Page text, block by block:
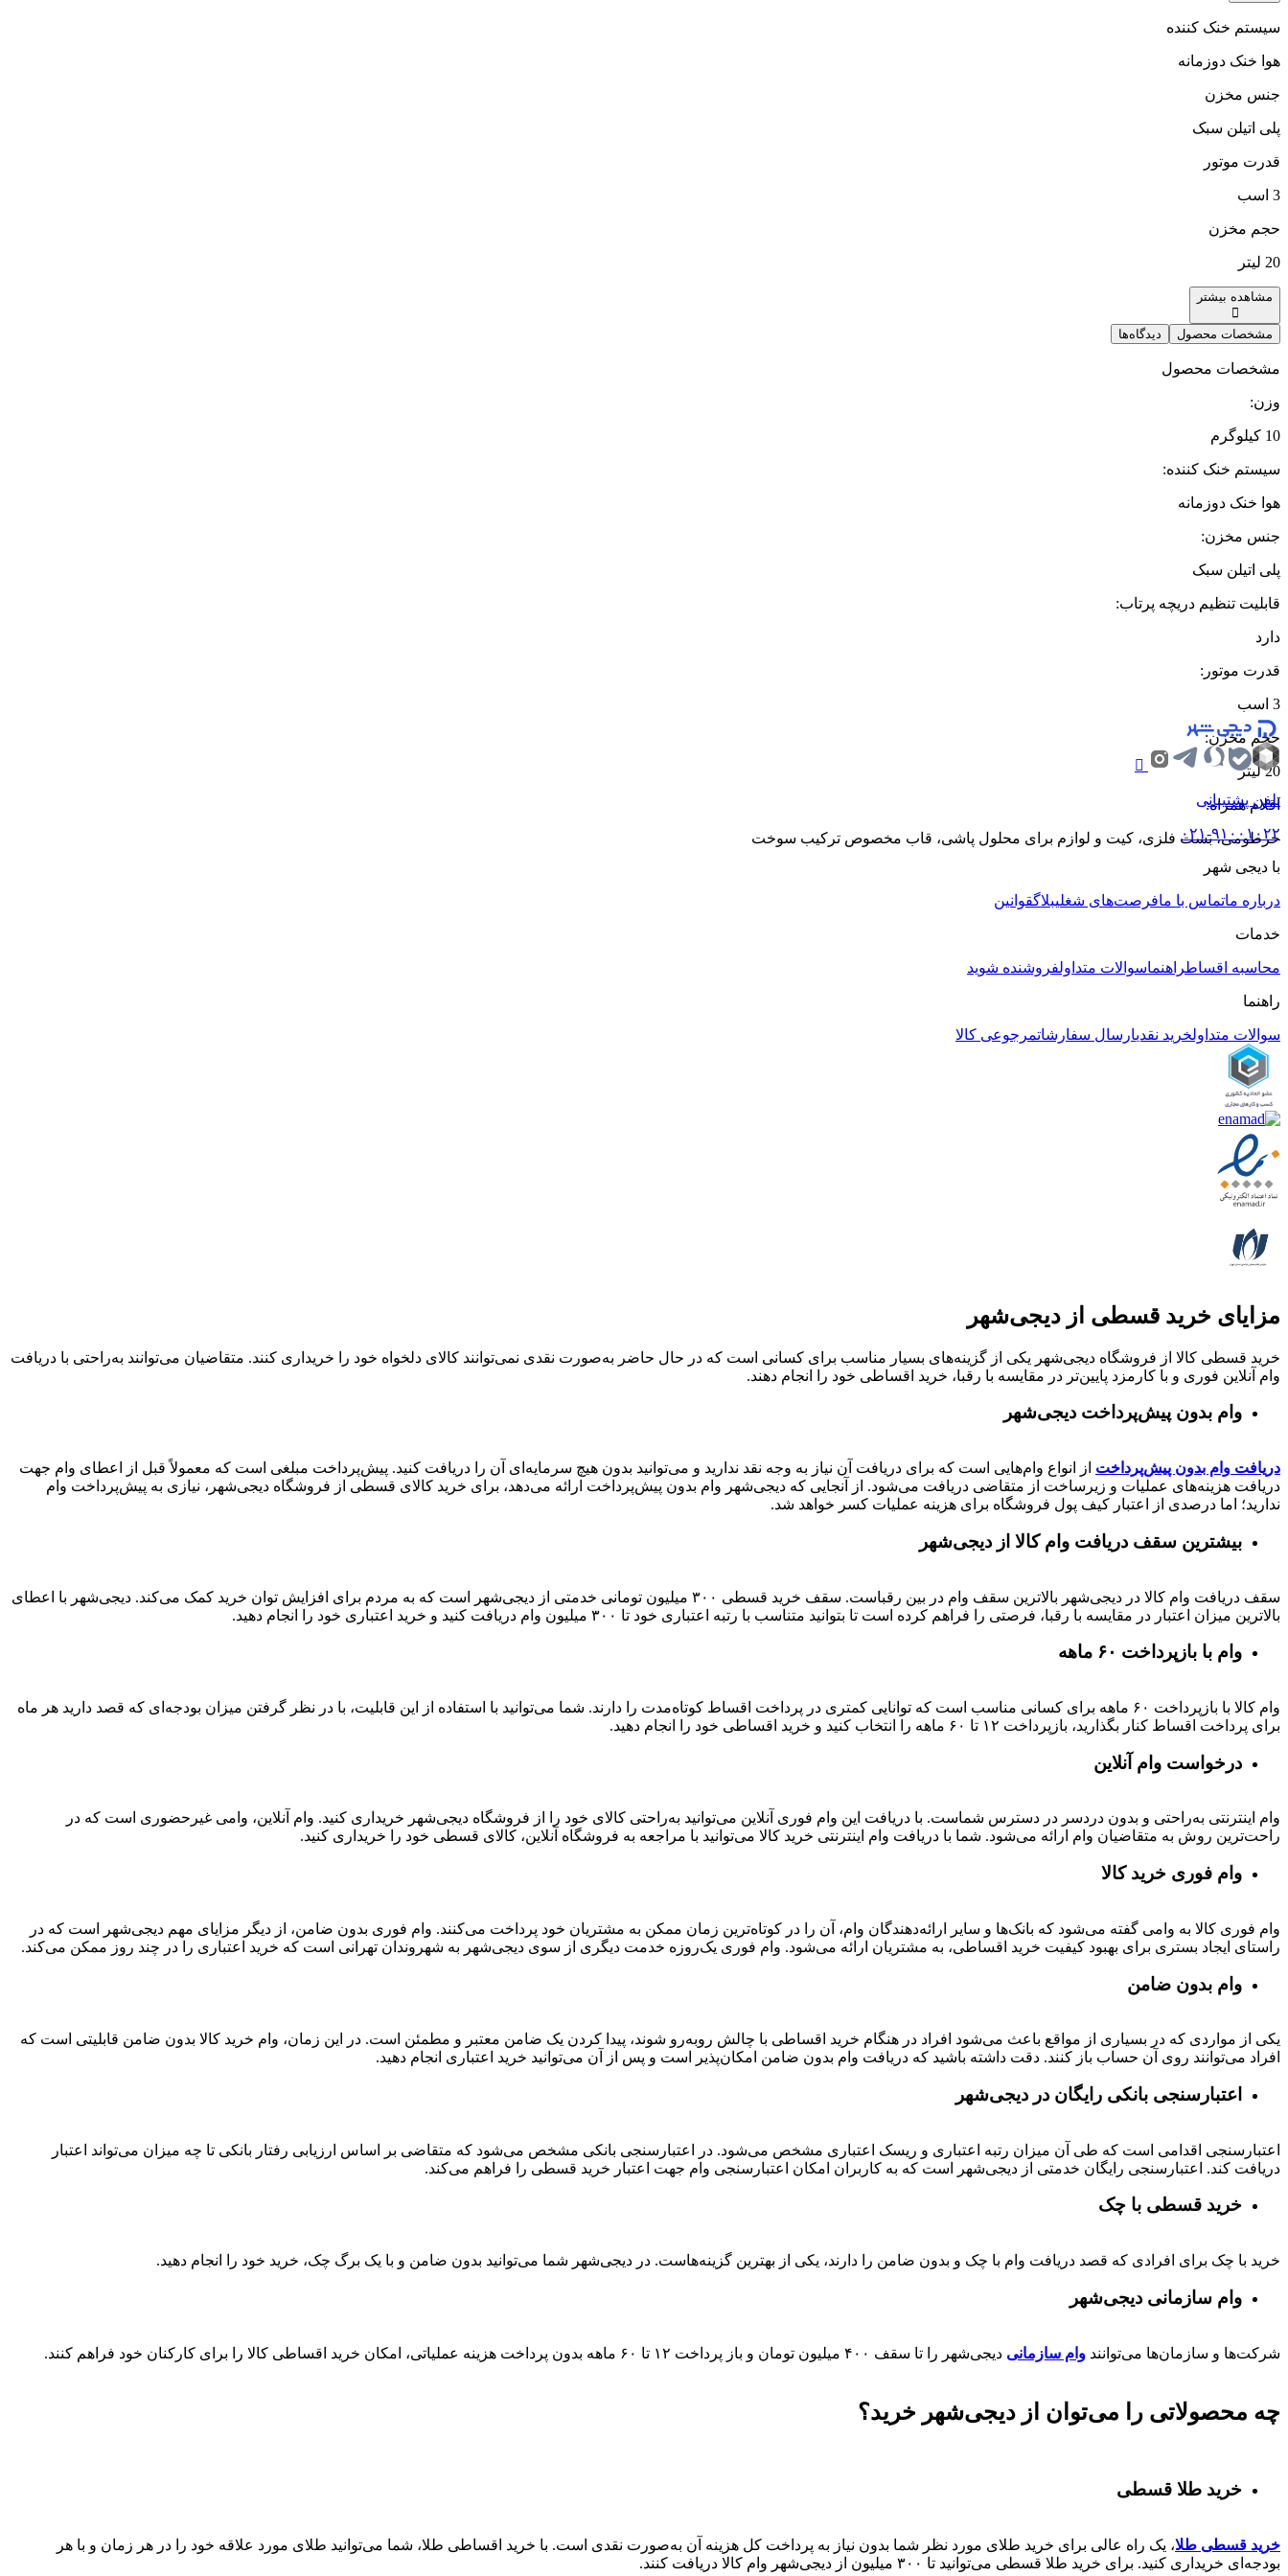
سیستم خنک کننده
هوا خنک دوزمانه
جنس مخزن
پلی اتیلن سبک
قدرت موتور
3 اسب
حجم مخزن
20 لیتر
مشاهده بیشتر
مشخصات محصول دیدگاه‌ها
مشخصات محصول
وزن:
10 کیلوگرم
سیستم خنک کننده:
هوا خنک دوزمانه
جنس مخزن:
پلی اتیلن سبک
قابلیت تنظیم دریچه پرتاب:
دارد
قدرت موتور :
3 اسب
حجم مخزن:
20 لیتر
اقلام همراه:
خرطومی، بست فلزی، کیت و لوازم برای محلول پاشی، قاب مخصوص ترکیب سوخت
تلفن پشتیبانی
۰۲۱-۹۱۰۰۱۰۲۲
با دیجی شهر
درباره ماتماس با مافرصت‌های شغلیبلاگقوانین
خدمات
محاسبه اقساطراهنماسوالات متداولفروشنده شوید
راهنما
سوالات متداولخرید نقدیارسال سفارشاتمرجوعی کالا
مزایای خرید قسطی از دیجی‌شهر
خرید قسطی کالا از فروشگاه دیجی‌شهر یکی از گزینه‌های بسیار مناسب برای کسانی است که در حال حاضر به‌صورت نقدی نمی‌توانند کالای دلخواه خود را خریداری کنند. متقاضیان می‌توانند به‌راحتی با دریافت
وام آنلاین فوری و با کارمزد پایین‌تر در مقایسه با رقبا، خرید اقساطی خود را انجام دهند.
وام بدون پیش‌پرداخت‌ دیجی‌شهر
دریافت وام بدون پیش‌پرداخت از انواع وام‌هایی است که برای دریافت آن نیاز به وجه نقد ندارید و می‌توانید بدون هیچ سرمایه‌ای آن را دریافت کنید. پیش‌پرداخت مبلغی است که معمولاً قبل از اعطای وام جهت
دریافت هزینه‌های عملیات و زیرساخت از متقاضی دریافت می‌شود. از آنجایی که دیجی‌شهر وام بدون پیش‌پرداخت ارائه می‌دهد، برای خرید کالای قسطی از فروشگاه دیجی‌شهر، نیازی به پیش‌پرداخت وام
ندارید؛ اما درصدی از اعتبار کیف پول فروشگاه برای هزینه عملیات کسر خواهد شد.
بیشترین سقف دریافت وام کالا از دیجی‌شهر
سقف دریافت وام کالا در دیجی‌شهر بالاترین سقف وام در بین رقباست. سقف خرید قسطی ۳۰۰ میلیون تومانی خدمتی از دیجی‌شهر است که به مردم برای افزایش توان خرید کمک می‌کند. دیجی‌شهر با اعطای
بالاترین میزان اعتبار در مقایسه با رقبا، فرصتی را فراهم کرده است تا بتوانید متناسب با رتبه اعتباری خود تا ۳۰۰ میلیون وام دریافت کنید و خرید اعتباری خود را انجام دهید.
وام با بازپرداخت ۶۰ ماهه
وام کالا با بازپرداخت ۶۰ ماهه برای کسانی مناسب است که توانایی کمتری در پرداخت اقساط کوتاه‌مدت را دارند. شما می‌توانید با استفاده از این قابلیت، با در نظر گرفتن میزان بودجه‌ای که قصد دارید هر ماه
برای پرداخت اقساط کنار بگذارید، بازپرداخت ۱۲ تا ۶۰ ماهه را انتخاب کنید و خرید اقساطی خود را انجام دهید.
درخواست وام آنلاین
وام اینترنتی به‌راحتی و بدون دردسر در دسترس شماست. با دریافت این وام فوری آنلاین می‌توانید به‌راحتی کالای خود را از فروشگاه دیجی‌شهر خریداری کنید. وام آنلاین، وامی غیرحضوری است که در
راحت‌ترین روش به متقاضیان وام ارائه می‌شود. شما با دریافت وام اینترنتی خرید کالا می‌توانید با مراجعه به فروشگاه آنلاین، کالای قسطی خود را خریداری کنید.
وام فوری خرید کالا
وام فوری کالا به وامی گفته می‌شود که بانک‌ها و سایر ارائه‌دهندگان وام، آن را در کوتاه‌ترین زمان ممکن به مشتریان خود پرداخت می‌کنند. وام فوری بدون ضامن، از دیگر مزایای مهم دیجی‌شهر است که در
راستای ایجاد بستری برای بهبود کیفیت خرید اقساطی، به مشتریان ارائه می‌شود. وام فوری یک‌روزه خدمت دیگری از سوی دیجی‌شهر به شهروندان تهرانی است که خرید اعتباری را در چند روز ممکن می‌کند.
وام بدون ضامن
یکی از مواردی که در بسیاری از مواقع باعث می‌شود افراد در هنگام خرید اقساطی با چالش روبه‌رو شوند، پیدا کردن یک ضامن معتبر و مطمئن است. در این زمان، وام خرید کالا بدون ضامن قابلیتی است که
افراد می‌توانند روی آن حساب باز کنند. دقت داشته باشید که دریافت وام بدون ضامن امکان‌پذیر است و پس از آن می‌توانید خرید اعتباری انجام دهید.
اعتبارسنجی بانکی رایگان در دیجی‌شهر
اعتبارسنجی اقدامی است که طی آن میزان رتبه اعتباری و ریسک اعتباری مشخص می‌شود. در اعتبارسنجی بانکی مشخص می‌شود که متقاضی بر اساس ارزیابی رفتار بانکی تا چه میزان می‌تواند اعتبار
دریافت کند. اعتبارسنجی رایگان خدمتی از دیجی‌شهر است که به کاربران امکان اعتبارسنجی وام جهت اعتبار خرید قسطی را فراهم می‌کند.
خرید قسطی با چک
خرید با چک برای افرادی که قصد دریافت وام با چک و بدون ضامن را دارند، یکی از بهترین گزینه‌هاست. در دیجی‌شهر شما می‌توانید بدون ضامن و با یک برگ چک، خرید خود را انجام دهید.
وام سازمانی دیجی‌شهر
شرکت‌ها و سازمان‌ها می‌توانند وام سازمانی دیجی‌شهر را تا سقف ۴۰۰ میلیون تومان و باز پرداخت ۱۲ تا ۶۰ ماهه بدون پرداخت هزینه عملیاتی، امکان خرید اقساطی کالا را برای کارکنان خود فراهم کنند.
چه محصولاتی را می‌توان از دیجی‌شهر خرید؟
خرید طلا قسطی
خرید قسطی طلا، یک راه عالی برای خرید طلای مورد نظر شما بدون نیاز به پرداخت کل هزینه آن به‌صورت نقدی است. با خرید اقساطی طلا، شما می‌توانید طلای مورد علاقه خود را در هر زمان و با هر
بودجه‌ای خریداری کنید. برای خرید طلا قسطی می‌توانید تا ۳۰۰ میلیون از دیجی‌شهر وام کالا دریافت کنند.